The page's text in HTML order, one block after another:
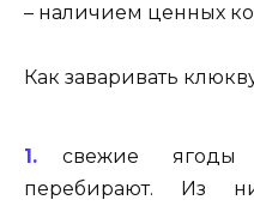
– наличием ценных
Как заваривать
свежие
перебирают. Из